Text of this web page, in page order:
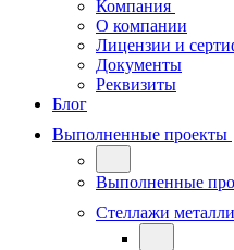
Компания
О компании
Лицензии и
Документы
Реквизиты
Блог
Выполненные проекты
Выполненные
Стеллажи